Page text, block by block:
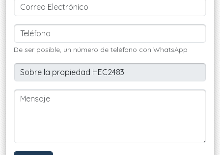
De ser posible, un número de teléfono con WhatsApp